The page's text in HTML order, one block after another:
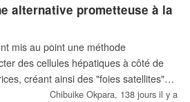
alternative prometteuse à la
mis au point une méthode
des cellules hépatiques à côté de
créant ainsi des "foies satellites"
un jour éliminer la nécessité d'une
Chibuike Okpara, 138 jours il y a